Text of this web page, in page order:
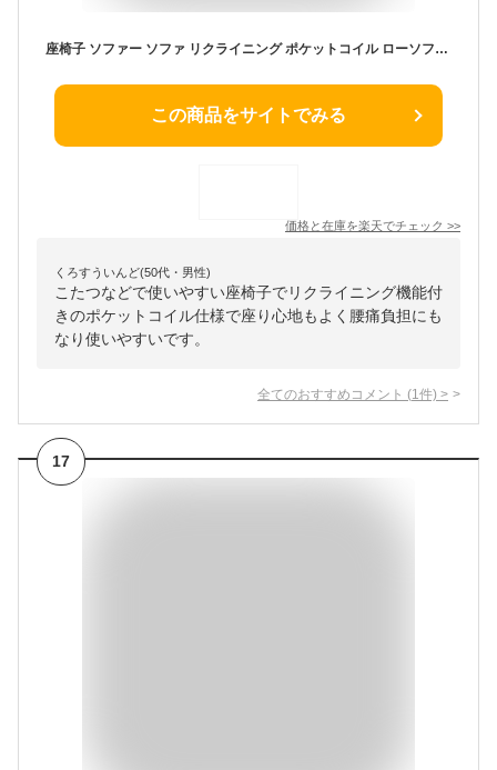
座椅子 ソファー ソファ リクライニング ポケットコイル ローソファ フロアソファ 1人掛け 一人掛け フロアソファー 座いす チェア 椅子 いす こたつ 北欧 I字 腰痛 ラッコ ドリス
この商品をサイトでみる
価格と在庫を楽天でチェック >>
くろすういんど(50代・男性)
こたつなどで使いやすい座椅子でリクライニング機能付
きのポケットコイル仕様で座り心地もよく腰痛負担にも
なり使いやすいです。
全てのおすすめコメント (1 件) >
17